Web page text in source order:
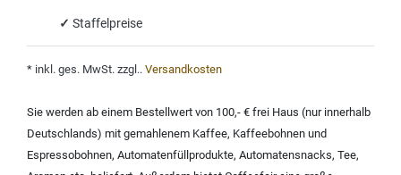
✓ Staffelpreise
* inkl. ges. MwSt. zzgl.. Versandkosten
Sie werden ab einem Bestellwert von 100,- € frei Haus (nur innerhalb
Deutschlands) mit gemahlenem Kaffee, Kaffeebohnen und
Espressobohnen, Automatenfüllprodukte, Automatensnacks, Tee,